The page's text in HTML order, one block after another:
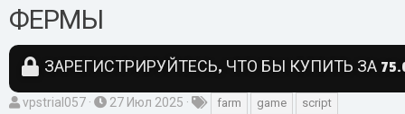
ФЕРМЫ
ЗАРЕГИСТРИРУЙТЕСЬ, ЧТО БЫ КУПИТЬ ЗА
А
vpstrial057
Д
27 Июл 2025
Тfarm game
script